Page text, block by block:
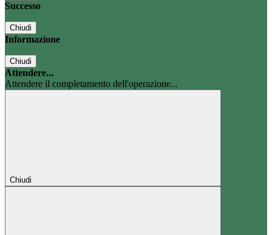
Successo
Chiudi
Informazione
Chiudi
Attendere...
Attendere il completamento dell'operazione...
Chiudi